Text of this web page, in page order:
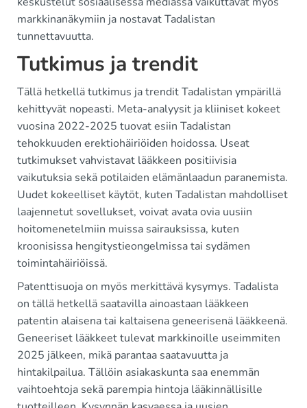
markkinanäkymiin ja nostavat Tadalistan
tunnettavuutta.
Tutkimus ja trendit
Tällä hetkellä tutkimus ja trendit Tadalistan ympärillä
kehittyvät nopeasti. Meta-analyysit ja kliiniset kokeet
vuosina 2022-2025 tuovat esiin Tadalistan
tehokkuuden erektiohäiriöiden hoidossa. Useat
tutkimukset vahvistavat lääkkeen positiivisia
vaikutuksia sekä potilaiden elämänlaadun paranemista.
Uudet kokeelliset käytöt, kuten Tadalistan mahdolliset
laajennetut sovellukset, voivat avata ovia uusiin
hoitomenetelmiin muissa sairauksissa, kuten
kroonisissa hengitystieongelmissa tai sydämen
toimintahäiriöissä.
Patenttisuoja on myös merkittävä kysymys. Tadalista
on tällä hetkellä saatavilla ainoastaan lääkkeen
patentin alaisena tai kaltaisena geneerisenä lääkkeenä.
Geneeriset lääkkeet tulevat markkinoille useimmiten
2025 jälkeen, mikä parantaa saatavuutta ja
hintakilpailua. Tällöin asiakaskunta saa enemmän
vaihtoehtoja sekä parempia hintoja lääkinnällisille